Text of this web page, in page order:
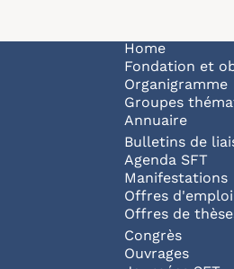
Navigation
Home
Fondation et
Organigramme
Groupes
Annuaire
Bulletins de
Agenda SFT
Manifestations
Offres d'emploi
Offres de
Congrès
Ouvrages